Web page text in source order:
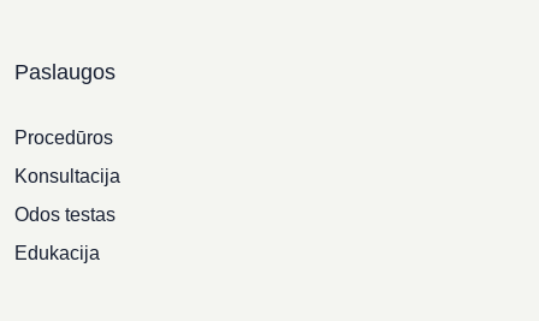
Paslaugos
Procedūros
Konsultacija
Odos testas
Edukacija